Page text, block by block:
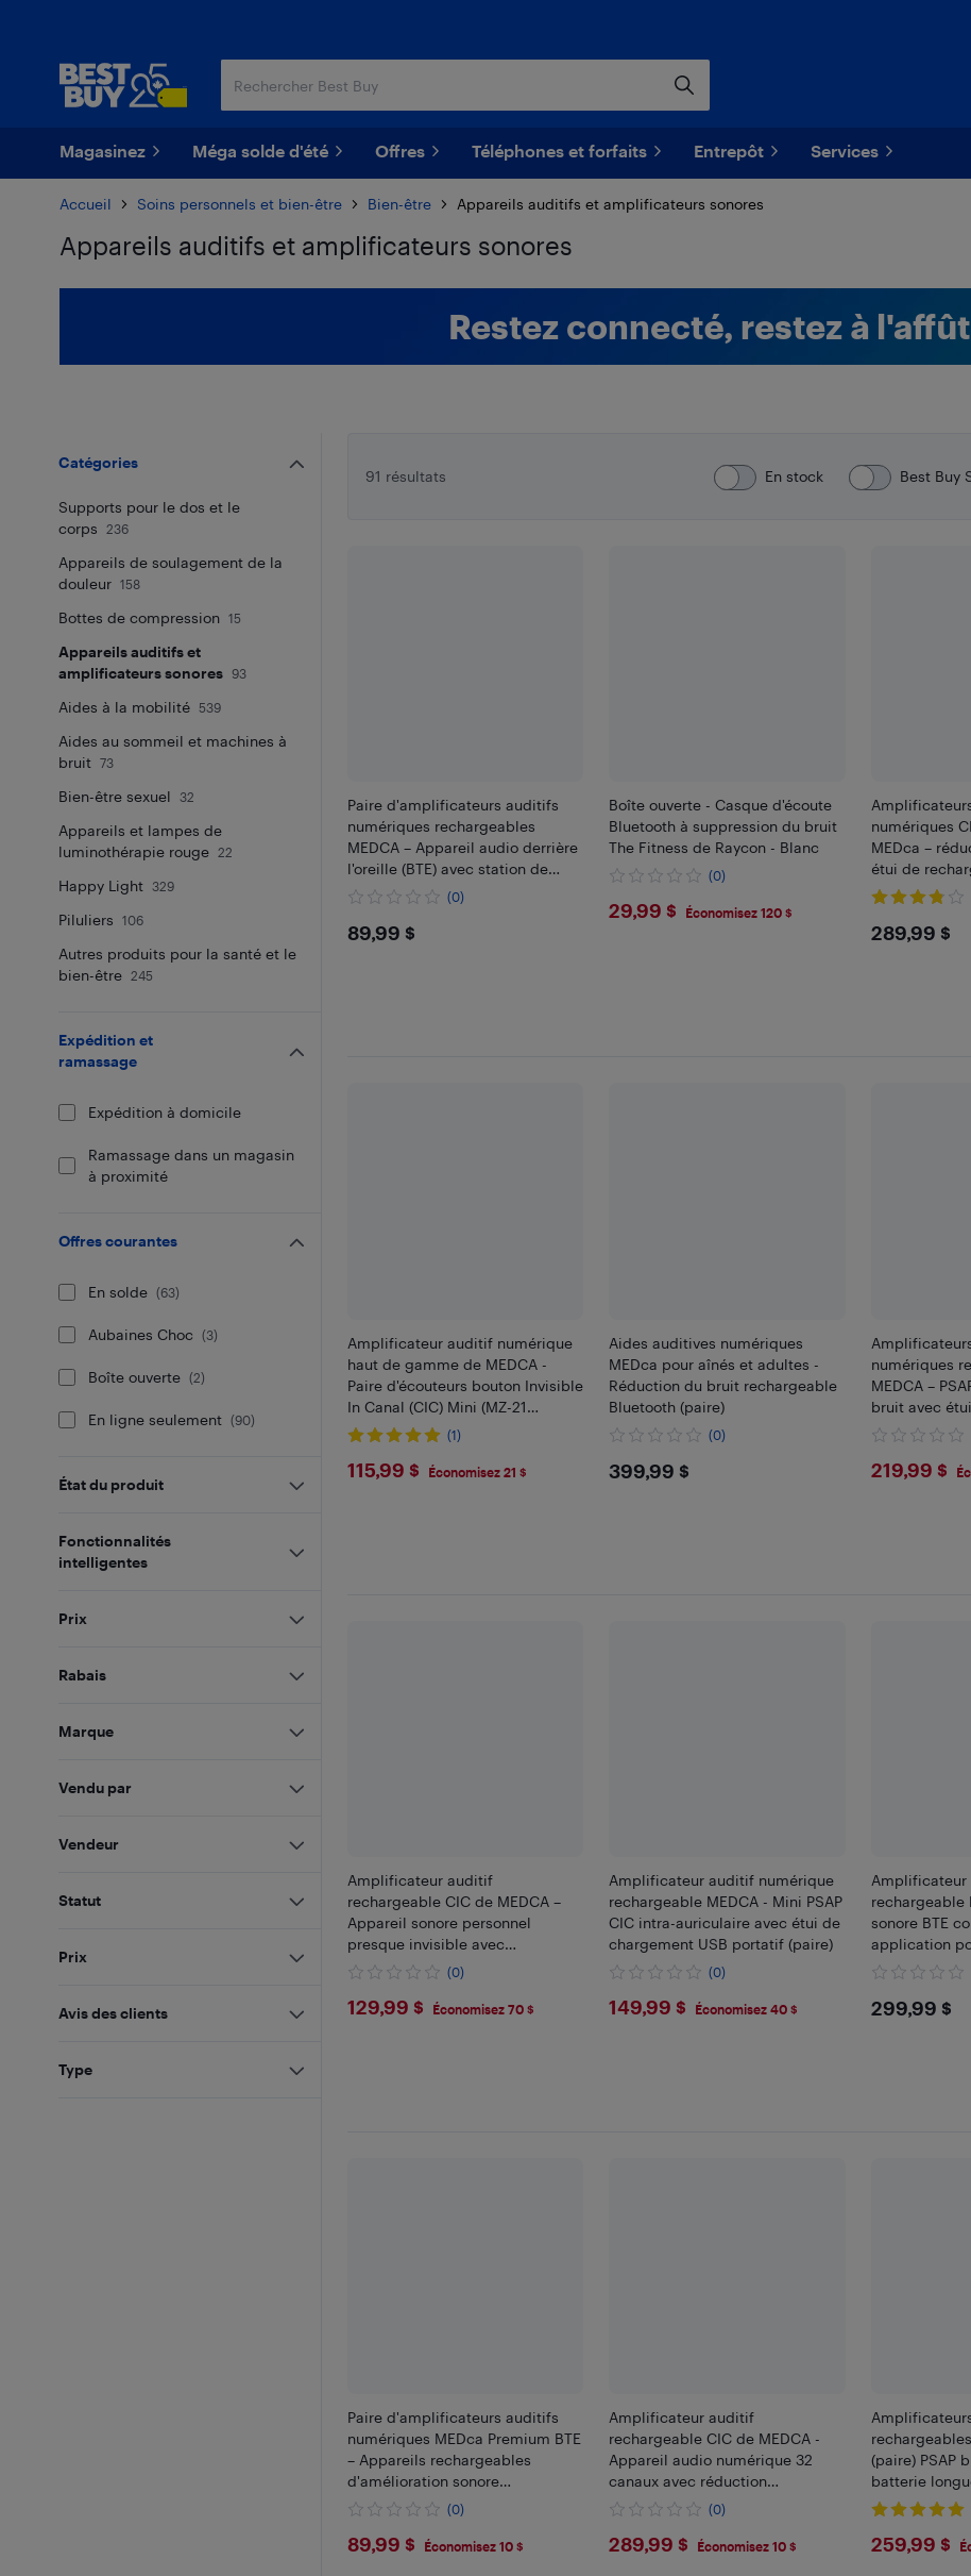
Magasinez Méga solde d'été Offres Téléphones et forfaits Entrepôt Services
Accueil Soins personnels et bien-être Bien-être Appareils auditifs et amplificateurs sonores
Appareils auditifs et amplificateurs sonores
Restez connecté, restez à
91 résultats En stock Best Buy
Paire d'amplificateurs auditifs
numériques rechargeables
MEDCA – Appareil audio derrière
l'oreille (BTE) avec station de
chargement USB
(0)
$89.99
89,99 $
Boîte ouverte - Casque d'écoute
Bluetooth à suppression du bruit
The Fitness de Raycon - Blanc
(0)
$29.99
29,99 $ Économisez 120 $
numériques
MEDca –
étui de
puissance
289,99 $
Amplificateur auditif numérique
haut de gamme de MEDCA -
Paire d'écouteurs bouton Invisible
In Canal (CIC) Mini (MZ-21
MEDCA)
(1)
$115.99
115,99 $ Économisez 21 $
Aides auditives numériques
MEDca pour aînés et adultes -
Réduction du bruit rechargeable
Bluetooth (paire)
(0)
$399.99
399,99 $
numériques
MEDCA –
bruit avec
magnétique
219,99 $
Amplificateur auditif
rechargeable CIC de MEDCA –
Appareil sonore personnel
presque invisible avec
suppression du bruit pour
(0)
$129.99
129,99 $ Économisez 70 $
Amplificateur auditif numérique
rechargeable MEDCA - Mini PSAP
CIC intra-auriculaire avec étui de
chargement USB portatif (paire)
(0)
$149.99
149,99 $ Économisez 40 $
rechargeable
sonore BTE
application
suppression
299,99 $
Paire d'amplificateurs auditifs
numériques MEDca Premium BTE
– Appareils rechargeables
d'amélioration sonore
personnelle derrière l'oreille pour
(0)
$89.99
89,99 $ Économisez 10 $
Amplificateur auditif
rechargeable CIC de MEDCA -
Appareil audio numérique 32
canaux avec réduction
intelligente du bruit (paire OTC)
(0)
$289.99
289,99 $ Économisez 10 $
(paire) PSAP
batterie
conception
259,99 $
Catégories
Supports pour le dos et le
corps
236
Appareils de soulagement de la
douleur
158
Bottes de compression 15
Appareils auditifs et
amplificateurs sonores
93
Aides à la mobilité 539
Aides au sommeil et machines à
bruit
73
Bien-être sexuel 32
Appareils et lampes de
luminothérapie rouge
22
Happy Light 329
Piluliers 106
Autres produits pour la santé et le
bien-être
245
Expédition et
ramassage
Expédition à domicile
Ramassage dans un magasin
à proximité
Offres courantes
En solde (63)
Aubaines Choc (3)
Boîte ouverte (2)
En ligne seulement (90)
État du produit
Fonctionnalités
intelligentes
Prix
Rabais
Marque
Vendu par
Vendeur
Statut
Prix
Avis des clients
Type